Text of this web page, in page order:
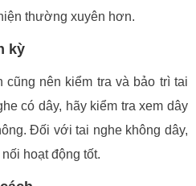
thường xuyên hơn.
kỳ
cũng nên kiểm tra và bảo trì tai
có dây, hãy kiểm tra xem dây
Đối với tai nghe không dây,
hoạt động tốt.